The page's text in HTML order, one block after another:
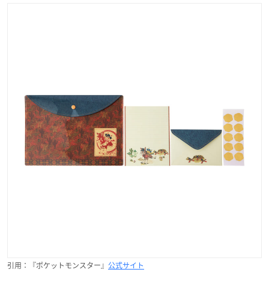
引用：『ポケットモンスター』 公式サイト